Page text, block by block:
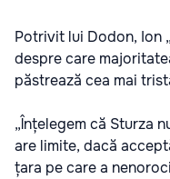
Potrivit lui Dodon, Ion
despre care
păstrează cea mai
„Înțelegem că Sturza
are limite, dacă
țara pe care a